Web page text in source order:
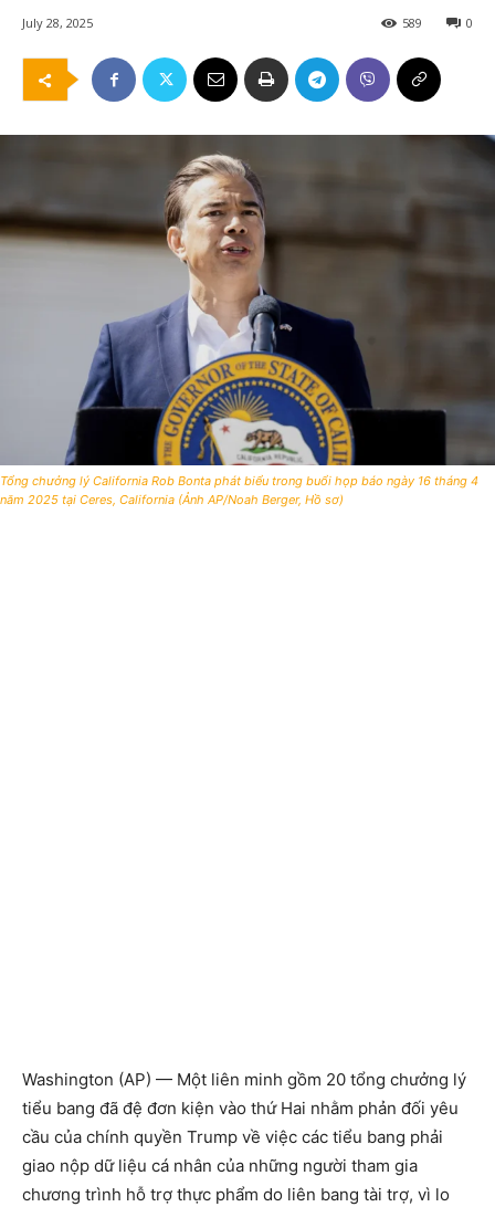
July 28, 2025 0
589
Tổng chưởng lý California Rob Bonta phát biểu trong buổi họp báo ngày 16 tháng 4
năm 2025 tại Ceres, California (Ảnh AP/Noah Berger, Hồ sơ)
Washington (AP) — Một liên minh gồm 20 tổng chưởng lý
tiểu bang đã đệ đơn kiện vào thứ Hai nhằm phản đối yêu
cầu của chính quyền Trump về việc các tiểu bang phải
giao nộp dữ liệu cá nhân của những người tham gia
chương trình hỗ trợ thực phẩm do liên bang tài trợ, vì lo